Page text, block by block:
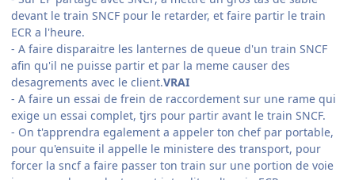
devant le train SNCF pour le retarder, et faire partir le train
ECR a l'heure.
- A faire disparaitre les lanternes de queue d'un train SNCF
afin qu'il ne puisse partir et par la meme causer des
desagrements avec le client.VRAI
- A faire un essai de frein de raccordement sur une rame qui
exige un essai complet, tjrs pour partir avant le train SNCF.
- On t'apprendra egalement a appeler ton chef par portable,
pour qu'ensuite il appelle le ministere des transport, pour
forcer la sncf a faire passer ton train sur une portion de voie